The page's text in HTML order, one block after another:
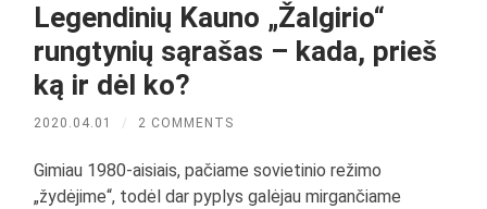
Legendinių Kauno „Žalgirio“
rungtynių sąrašas – kada, prieš
ką ir dėl ko?
2020.04.01 / 2 COMMENTS
Gimiau 1980-aisiais, pačiame sovietinio režimo
„žydėjime“, todėl dar pyplys galėjau mirgančiame